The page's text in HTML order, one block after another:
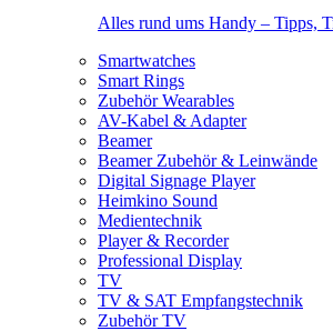
Alles rund ums Handy – Tipps,
Smartwatches
Smart Rings
Zubehör Wearables
AV-Kabel & Adapter
Beamer
Beamer Zubehör & Leinwände
Digital Signage Player
Heimkino Sound
Medientechnik
Player & Recorder
Professional Display
TV
TV & SAT Empfangstechnik
Zubehör TV